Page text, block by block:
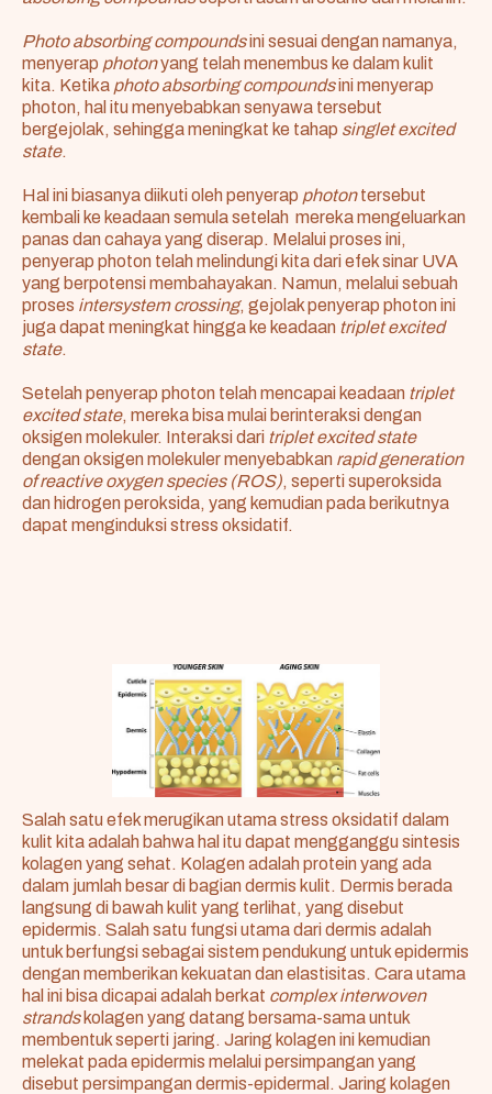
Photo absorbing compoundsini sesuai dengan namanya,
menyerap photonyang telah menembus ke dalam kulit
kita. Ketika photo absorbing compoundsini menyerap
photon, hal itu menyebabkan senyawa tersebut
bergejolak, sehingga meningkat ke tahap singlet excited
state.
Hal ini biasanya diikuti oleh penyerap photontersebut
kembali ke keadaan semula setelah mereka mengeluarkan
panas dan cahaya yang diserap. Melalui proses ini,
penyerap photon telah melindungi kita dari efek sinar UVA
yang berpotensi membahayakan. Namun, melalui sebuah
proses intersystem crossing, gejolak penyerap photon ini
juga dapat meningkat hingga ke keadaan triplet excited
state.
Setelah penyerap photon telah mencapai keadaan triplet
excited state, mereka bisa mulai berinteraksi dengan
oksigen molekuler. Interaksi dari triplet excited state
dengan oksigen molekuler menyebabkan rapid generation
of reactive oxygen species (ROS), seperti superoksida
dan hidrogen peroksida, yang kemudian pada berikutnya
dapat menginduksi stress oksidatif.
Salah satu efek merugikan utama stress oksidatif dalam
kulit kita adalah bahwa hal itu dapat mengganggu sintesis
kolagen yang sehat. Kolagen adalah protein yang ada
dalam jumlah besar di bagian dermis kulit. Dermis berada
langsung di bawah kulit yang terlihat, yang disebut
epidermis. Salah satu fungsi utama dari dermis adalah
untuk berfungsi sebagai sistem pendukung untuk epidermis
dengan memberikan kekuatan dan elastisitas. Cara utama
hal ini bisa dicapai adalah berkat complex interwoven
strandskolagen yang datang bersama-sama untuk
membentuk seperti jaring. Jaring kolagen ini kemudian
melekat pada epidermis melalui persimpangan yang
disebut persimpangan dermis-epidermal. Jaring kolagen